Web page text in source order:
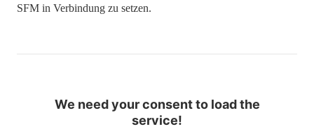
SFM in Verbindung zu setzen.
We need your consent to load the
service!